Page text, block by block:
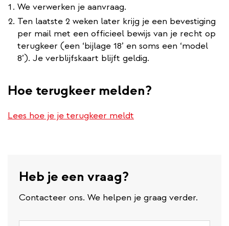
We verwerken je aanvraag.
Ten laatste 2 weken later krijg je een bevestiging
per mail met een officieel bewijs van je recht op
terugkeer (een ‘bijlage 18’ en soms een ‘model
8’). Je verblijfskaart blijft geldig.
Hoe terugkeer melden?
Lees hoe je je terugkeer meldt
Heb je een vraag?
Contacteer ons. We helpen je graag verder.